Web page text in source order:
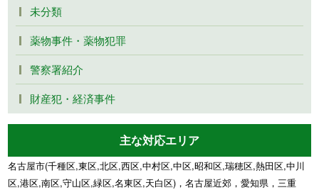
未分類
薬物事件・薬物犯罪
警察署紹介
財産犯・経済事件
主な対応エリア
名古屋市(千種区,東区,北区,西区,中村区,中区,昭和区,瑞穂区,熱田区,中川
区,港区,南区,守山区,緑区,名東区,天白区)，名古屋近郊，愛知県，三重